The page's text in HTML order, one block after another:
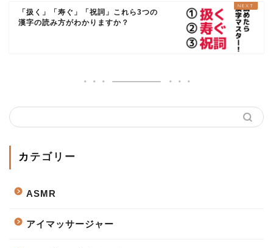
「扱く」「寿ぐ」「祝詞」これら3つの
漢字の読み方がわかりますか？
カテゴリー
ASMR
アイマッサージャー